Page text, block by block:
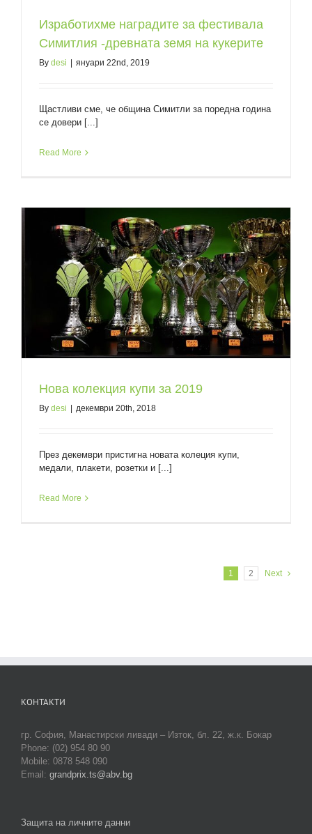
Изработихме наградите за фестивала
Симитлия -древната земя на кукерите
By desi януари 22nd, 2019
Щастливи сме, че община Симитли за поредна година
се довери [...]
Read More
Нова колекция купи за 2019
By desi декември 20th, 2018
През декември пристигна новата колеция купи,
медали, плакети, розетки и [...]
Read More
1 2 Next
КОНТАКТИ
гр. София, Манастирски ливади – Изток, бл. 22, ж.к. Бокар
Phone: (02) 954 80 90
Mobile: 0878 548 090
Email: grandprix.ts@abv.bg
Защита на личните данни